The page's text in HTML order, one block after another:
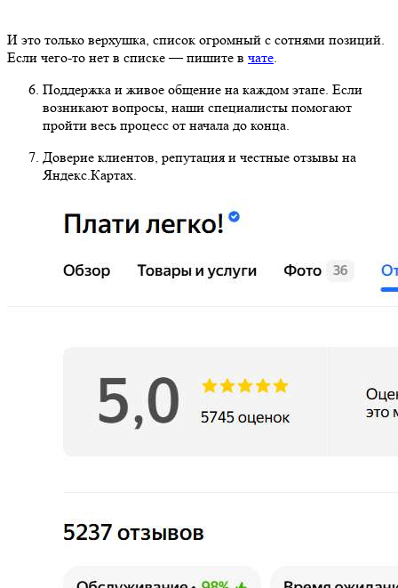
И это только верхушка, список огромный с сотнями позиций.
Если чего-то нет в списке — пишите в чате.
Поддержка и живое общение на каждом этапе. Если
возникают вопросы, наши специалисты помогают
пройти весь процесс от начала до конца.
Доверие клиентов, репутация и честные отзывы на
Яндекс.Картах.